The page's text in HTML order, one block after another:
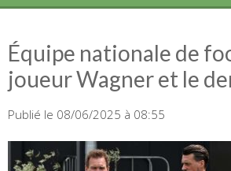
Équipe nationale de
joueur Wagner et le
Publié le 08/06/2025 à 08:55